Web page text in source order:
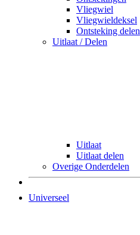
Vliegwiel
Vliegwieldeksel
Ontsteking delen
Uitlaat / Delen
Uitlaat
Uitlaat delen
Overige Onderdelen
Universeel